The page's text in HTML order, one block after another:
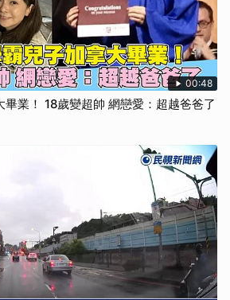
00:48
業！ 18歲變超帥 網戀愛：超越爸爸了